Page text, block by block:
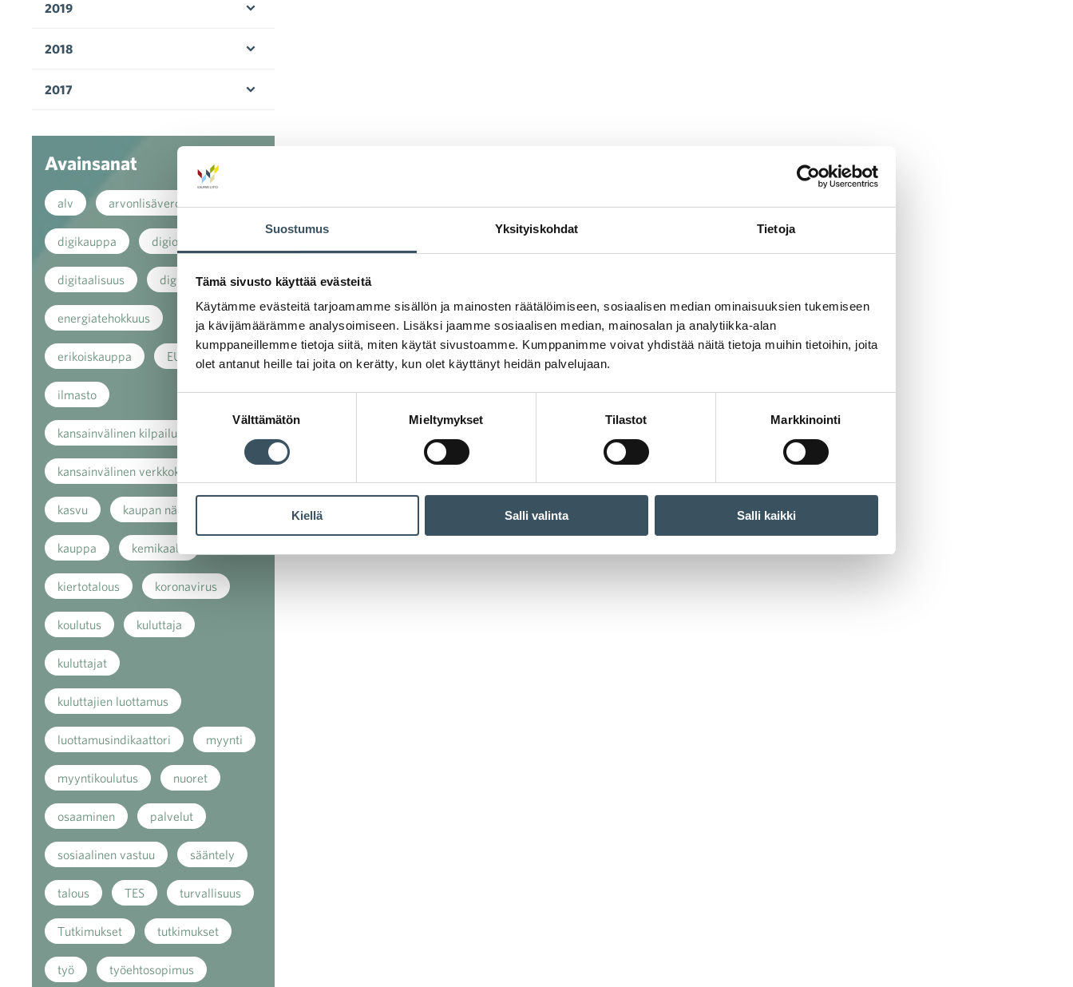
Suostumus Yksityiskohdat Tietoja
Tämä sivusto käyttää evästeitä
Käytämme evästeitä tarjoamamme sisällön ja mainosten räätälöimiseen, sosiaalisen median ominaisuuksien tukemiseen
ja kävijämäärämme analysoimiseen. Lisäksi jaamme sosiaalisen median, mainosalan ja analytiikka-alan
kumppaneillemme tietoja siitä, miten käytät sivustoamme. Kumppanimme voivat yhdistää näitä tietoja muihin tietoihin, joita
olet antanut heille tai joita on kerätty, kun olet käyttänyt heidän palvelujaan.
valinta
Välttämätön Mieltymykset Tilastot Markkinointi
Kiellä Salli valinta Salli kaikki
2019
2018
2017
Avainsanat
alv arvonlisävero
digikauppa digiostaminen
digitaalisuus digitalisaatio
energiatehokkuus
erikoiskauppa EU
ilmasto
kansainvälinen kilpailu
kansainvälinen verkkokauppa
kasvu kaupan näkymät
kauppa kemikaalit
kiertotalous koronavirus
koulutus kuluttaja
kuluttajat
kuluttajien luottamus
luottamusindikaattori myynti
myyntikoulutus nuoret
osaaminen palvelut
sosiaalinen vastuu sääntely
talous TES turvallisuus
Tutkimukset tutkimukset
työ työehtosopimus